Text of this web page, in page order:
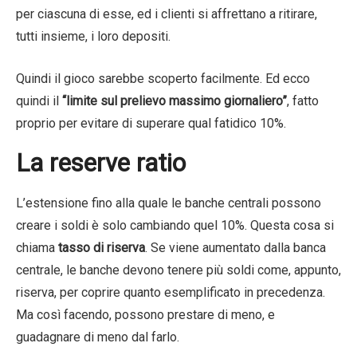
per ciascuna di esse, ed i clienti si affrettano a ritirare,
tutti insieme, i loro depositi.
Quindi il gioco sarebbe scoperto facilmente. Ed ecco
quindi il “limite sul prelievo massimo giornaliero”, fatto
proprio per evitare di superare qual fatidico 10%.
La reserve ratio
L’estensione fino alla quale le banche centrali possono
creare i soldi è solo cambiando quel 10%. Questa cosa si
chiama tasso di riserva. Se viene aumentato dalla banca
centrale, le banche devono tenere più soldi come, appunto,
riserva, per coprire quanto esemplificato in precedenza.
Ma così facendo, possono prestare di meno, e
guadagnare di meno dal farlo.